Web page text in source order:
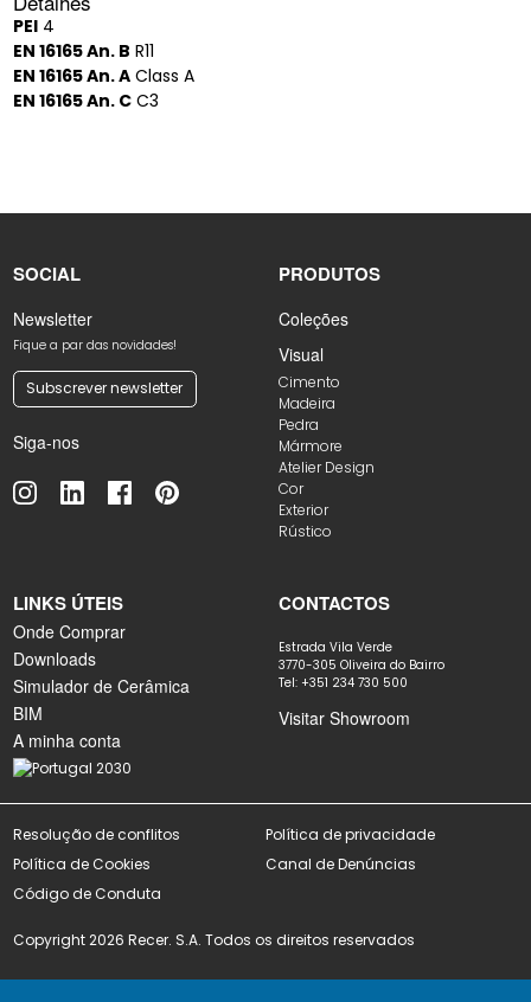
PEI4
EN 16165 An. B R11
EN 16165 An. AClass A
EN 16165 An. CC3
SOCIAL
Newsletter
Fique a par das novidades!
Subscrever newsletter
Siga-nos
PRODUTOS
Coleções
Visual
Cimento
Madeira
Pedra
Mármore
Atelier Design
Cor
Exterior
Rústico
LINKS ÚTEIS
Onde Comprar
Downloads
Simulador de Cerâmica
BIM
A minha conta
CONTACTOS
Estrada Vila Verde
3770-305 Oliveira do Bairro
Tel: +351 234 730 500
Visitar Showroom
Resolução de conflitos
Política de privacidade
Política de Cookies
Canal de Denúncias
Código de Conduta
Copyright 2026 Recer. S.A. Todos os direitos reservados